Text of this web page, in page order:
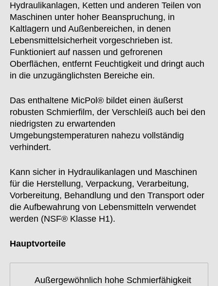
Hydraulikanlagen, Ketten und anderen Teilen von
Maschinen unter hoher Beanspruchung, in
Kaltlagern und Außenbereichen, in denen
Lebensmittelsicherheit vorgeschrieben ist.
Funktioniert auf nassen und gefrorenen
Oberflächen, entfernt Feuchtigkeit und dringt auch
in die unzugänglichsten Bereiche ein.
Das enthaltene MicPol® bildet einen äußerst
robusten Schmierfilm, der Verschleiß auch bei den
niedrigsten zu erwartenden
Umgebungstemperaturen nahezu vollständig
verhindert.
Kann sicher in Hydraulikanlagen und Maschinen
für die Herstellung, Verpackung, Verarbeitung,
Vorbereitung, Behandlung und den Transport oder
die Aufbewahrung von Lebensmitteln verwendet
werden (NSF® Klasse H1).
Hauptvorteile
Außergewöhnlich hohe Schmierfähigkeit